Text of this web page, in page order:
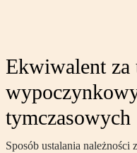
Ekwiwalent za
tymczasowych
Sposób ustalania